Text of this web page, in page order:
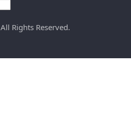
All Rights Reserved.